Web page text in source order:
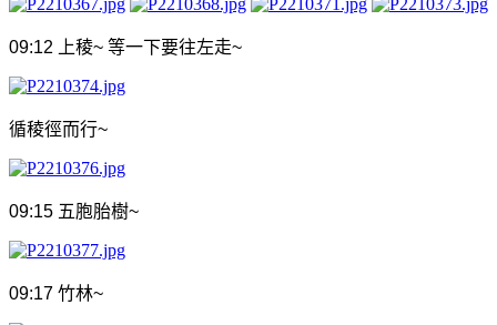
09:12 上稜~ 等一下要往左走~
循稜徑而行~
09:15 五胞胎樹~
09:17 竹林~